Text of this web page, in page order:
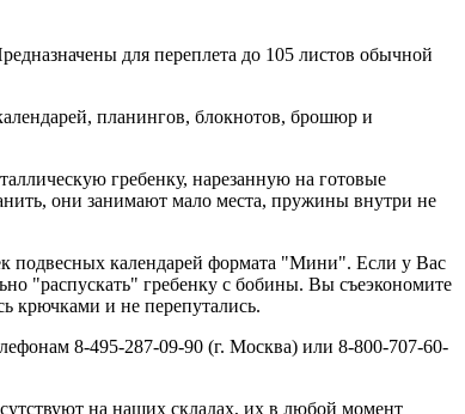
для переплета до 105 листов обычной
планингов, блокнотов, брошюр и
гребенку, нарезанную на готовые
они занимают мало места, пружины внутри не
подвесных календарей формата "Мини". Если у Вас
"распускать" гребенку с бобины. Вы съеэкономите
крючками и не перепутались.
8-495-287-09-90 (г. Москва) или 8-800-707-60-
на наших складах, их в любой момент